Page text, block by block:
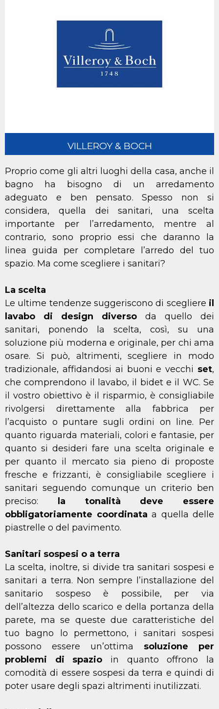
VILLEROY & BOCH
Proprio come gli altri luoghi della casa, anche il
bagno ha bisogno di un arredamento
adeguato e ben pensato. Spesso non si
considera, quella dei sanitari, una scelta
importante per l’arredamento, mentre al
contrario, sono proprio essi che daranno la
linea guida per completare l’arredo del tuo
spazio. Ma come scegliere i sanitari?
La scelta
Le ultime tendenze suggeriscono di scegliere il
lavabo di design diverso da quello dei
sanitari, ponendo la scelta, così, su una
soluzione più moderna e originale, per chi ama
osare. Si può, altrimenti, scegliere in modo
tradizionale, affidandosi ai buoni e vecchi set,
che comprendono il lavabo, il bidet e il WC. Se
il vostro obiettivo è il risparmio, è consigliabile
rivolgersi direttamente alla fabbrica per
l’acquisto o puntare sugli ordini on line. Per
quanto riguarda materiali, colori e fantasie, per
quanto si desideri fare una scelta originale e
per quanto il mercato sia pieno di proposte
fresche e frizzanti, è consigliabile scegliere i
sanitari seguendo comunque un criterio ben
preciso: la tonalità deve essere
obbligatoriamente coordinata a quella delle
piastrelle o del pavimento.
Sanitari sospesi o a terra
La scelta, inoltre, si divide tra sanitari sospesi e
sanitari a terra. Non sempre l’installazione del
sanitario sospeso è possibile, per via
dell’altezza dello scarico e della portanza della
parete, ma se queste due caratteristiche del
tuo bagno lo permettono, i sanitari sospesi
possono essere un’ottima soluzione per
problemi di spazio in quanto offrono la
comodità di essere sospesi da terra e quindi di
poter usare degli spazi altrimenti inutilizzati.